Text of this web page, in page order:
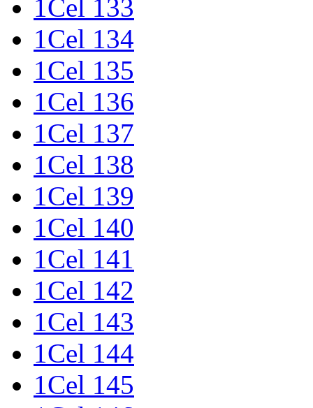
1Cel 133
1Cel 134
1Cel 135
1Cel 136
1Cel 137
1Cel 138
1Cel 139
1Cel 140
1Cel 141
1Cel 142
1Cel 143
1Cel 144
1Cel 145